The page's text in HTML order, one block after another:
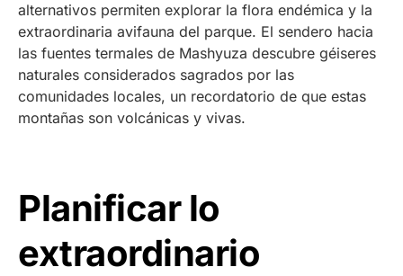
alternativos permiten explorar la flora endémica y la
extraordinaria avifauna del parque. El sendero hacia
las fuentes termales de Mashyuza descubre géiseres
naturales considerados sagrados por las
comunidades locales, un recordatorio de que estas
montañas son volcánicas y vivas.
Planificar lo
extraordinario